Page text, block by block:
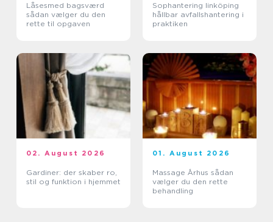
Låsesmed bagsværd
sådan vælger du den
rette til opgaven
Sophantering linköping
hållbar avfallshantering i
praktiken
02. August 2026
Gardiner: der skaber ro,
stil og funktion i hjemmet
01. August 2026
Massage Århus sådan
vælger du den rette
behandling